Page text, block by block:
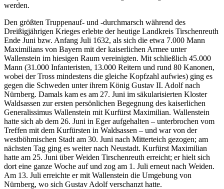
werden.
Den größten Truppenauf- und -durchmarsch während des
Dreißigjährigen Krieges erlebte der heutige Landkreis Tirschenreuth
Ende Juni bzw. Anfang Juli 1632, als sich die etwa 7.000 Mann
Maximilians von Bayern mit der kaiserlichen Armee unter
Wallenstein im hiesigen Raum vereinigten. Mit schließlich 45.000
Mann (31.000 Infanteristen, 13.000 Reitern und rund 80 Kanonen,
wobei der Tross mindestens die gleiche Kopfzahl aufwies) ging es
gegen die Schweden unter ihrem König Gustav II. Adolf nach
Nürnberg. Damals kam es am 27. Juni im säkularisierten Kloster
Waldsassen zur ersten persönlichen Begegnung des kaiserlichen
Generalissimus Wallenstein mit Kurfürst Maximilian. Wallenstein
hatte sich ab dem 26. Juni in Eger aufgehalten – unterbrochen vom
Treffen mit dem Kurfürsten in Waldsassen – und war von der
westböhmischen Stadt am 30. Juni nach Mitterteich gezogen; am
nächsten Tag ging es weiter nach Neustadt. Kurfürst Maximilian
hatte am 25. Juni über Weiden Tirschenreuth erreicht; er hielt sich
dort eine ganze Woche auf und zog am 1. Juli erneut nach Weiden.
Am 13. Juli erreichte er mit Wallenstein die Umgebung von
Nürnberg, wo sich Gustav Adolf verschanzt hatte.